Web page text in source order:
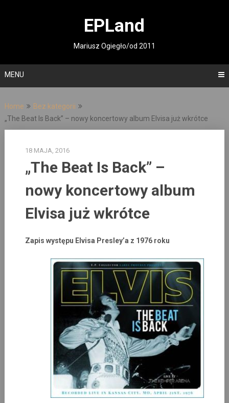
EPLand
Mariusz Ogiegło/od 2011
MENU
Home
Bez kategorii
„The Beat Is Back” – nowy koncertowy album Elvisa już wkrótce
18 MAJA, 2016
„The Beat Is Back” –
nowy koncertowy album
Elvisa już wkrótce
Zapis występu Elvisa Presley’a z 1976 roku